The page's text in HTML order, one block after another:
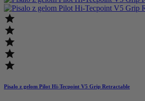





Pisalo z gelom Pilot Hi-Tecpoint V5 Grip Retractable